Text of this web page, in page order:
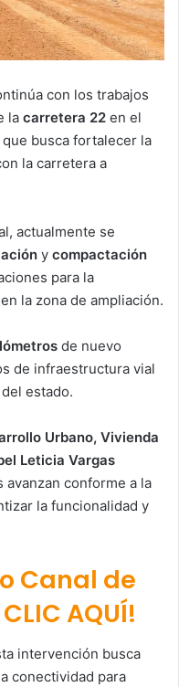
con los trabajos
la carretera 22 en el
busca fortalecer la
la carretera a
actualmente se
y compactación
para la
la zona de ampliación.
de nuevo
de infraestructura vial
estado.
Urbano, Vivienda
Leticia Vargas
conforme a la
la funcionalidad y
Canal de
AQUÍ!
intervención busca
conectividad para